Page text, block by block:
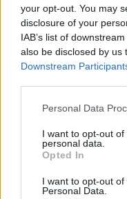
your opt-out. You may
disclosure of your
IAB’s list of
also be disclosed by us
Downstream
Personal Data
I want to opt-out
personal data.
Opted In
I want to opt-out
Personal Data.
SHOWBIZ
Γιάννης Βαρδής: «Η
αδιαπραγμάτευτη
κάθε χρόνο. Χρόνια
Μαριάννα Γεωργαντή:
Φραγκούλης!»
επιχείρησης για
ανήλικη